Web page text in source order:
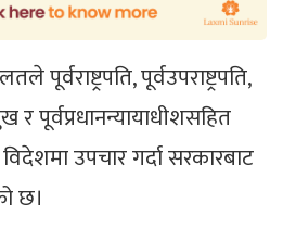
पूर्वराष्ट्रपति, पूर्वउपराष्ट्रपति,
र पूर्वप्रधानन्यायाधीशसहित
उपचार गर्दा सरकारबाट
छ।